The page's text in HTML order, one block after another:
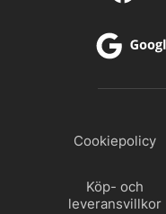
Cookiepolicy
Köp- och
leveransvillkor